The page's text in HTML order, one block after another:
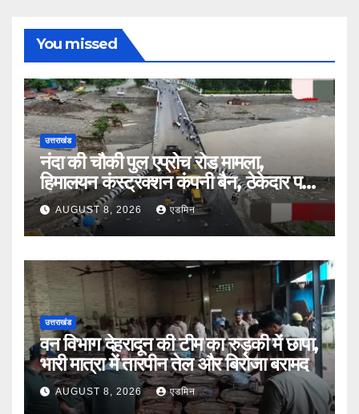
You missed
उत्तराखंड
नंदा की चौकी पुल एप्रोच रोड मामला,
हिमालयन कंस्ट्रक्शन कंपनी बैन, ठेकेदार पर
भी एक्शन
AUGUST 8, 2026 एडमिन
उत्तराखंड
वन विभाग देहरादून की टीम का रुड़की में छापा,
भारी मात्रा में तारपीन तेल और बिरोजा बरामद
AUGUST 8, 2026 एडमिन